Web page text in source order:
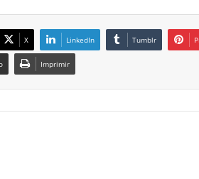
X LinkedIn Tumblr
Imprimir